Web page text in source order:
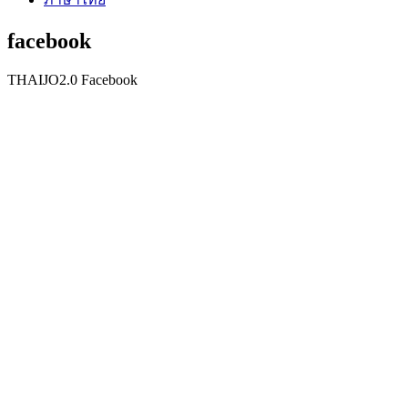
facebook
THAIJO2.0 Facebook